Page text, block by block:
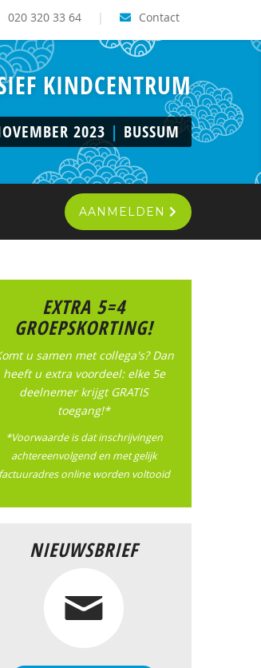
Contact
|
020 320 33 64
KINDCENTRUM
2023 | BUSSUM
AANMELDEN
EXTRA 5=4
GROEPSKORTING!
u samen met collega's? Dan
heeft u extra voordeel: elke 5e
deelnemer krijgt GRATIS
toegang!*
*Voorwaarde is dat inschrijvingen
achtereenvolgend en met gelijk
factuuradres online worden voltooid
NIEUWSBRIEF